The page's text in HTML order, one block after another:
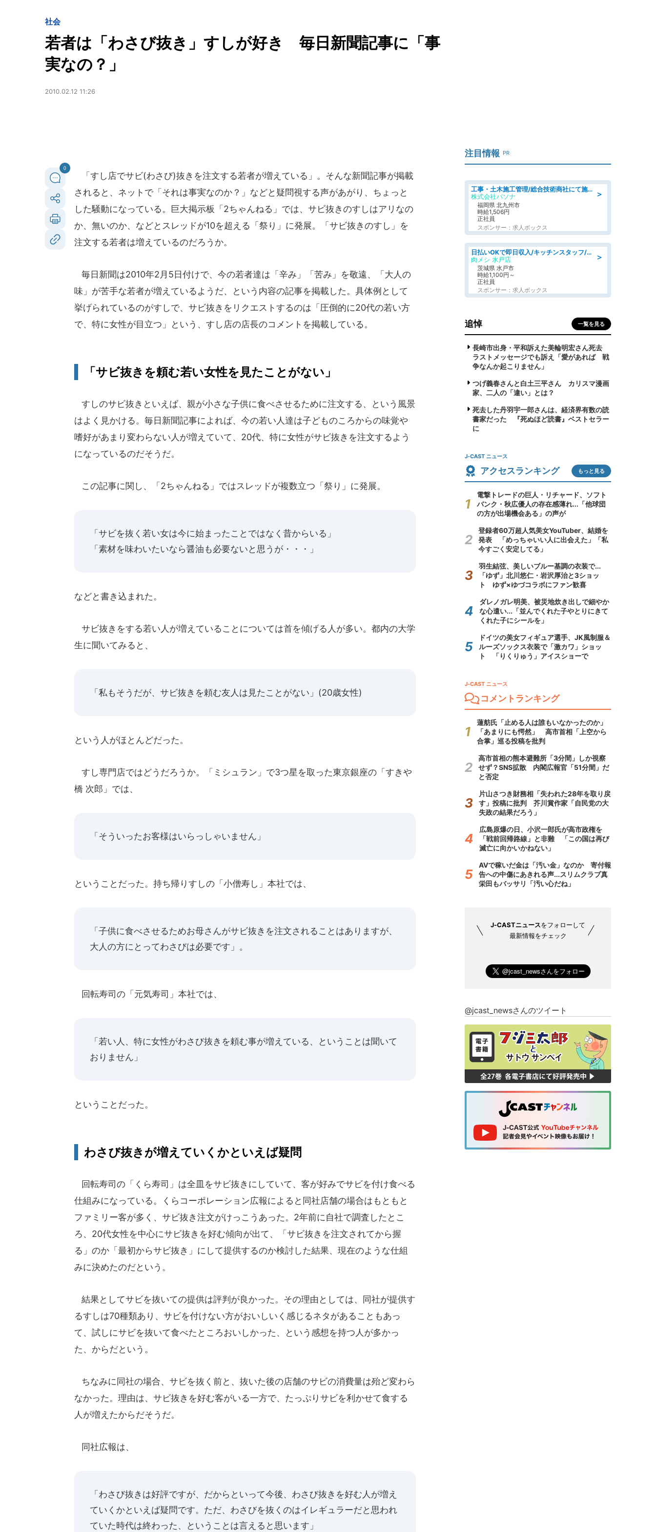
社会
若者は「わさび抜き」すしが好き 毎日新聞記事に「事
実なの？」
2010.02.12 11:26
0
「すし店でサビ(わさび)抜きを注文する若者が増えている」。そんな新聞記事が掲載
されると、ネットで「それは事実なのか？」などと疑問視する声があがり、ちょっと
した騒動になっている。巨大掲示板「2ちゃんねる」では、サビ抜きのすしはアリなの
か、無いのか、などとスレッドが10を超える「祭り」に発展。「サビ抜きのすし」を
注文する若者は増えているのだろうか。
毎日新聞は2010年2月5日付けで、今の若者達は「辛み」「苦み」を敬遠、「大人の
味」が苦手な若者が増えているようだ、という内容の記事を掲載した。具体例として
挙げられているのがすしで、サビ抜きをリクエストするのは「圧倒的に20代の若い方
で、特に女性が目立つ」という、すし店の店長のコメントを掲載している。
「サビ抜きを頼む若い女性を見たことがない」
すしのサビ抜きといえば、親が小さな子供に食べさせるために注文する、という風景
はよく見かける。毎日新聞記事によれば、今の若い人達は子どものころからの味覚や
嗜好があまり変わらない人が増えていて、20代、特に女性がサビ抜きを注文するよう
になっているのだそうだ。
この記事に関し、「2ちゃんねる」ではスレッドが複数立つ「祭り」に発展。
「サビを抜く若い女は今に始まったことではなく昔からいる」
「素材を味わいたいなら醤油も必要ないと思うが・・・」
などと書き込まれた。
サビ抜きをする若い人が増えていることについては首を傾げる人が多い。都内の大学
生に聞いてみると、
「私もそうだが、サビ抜きを頼む友人は見たことがない」(20歳女性)
という人がほとんどだった。
すし専門店ではどうだろうか。「ミシュラン」で3つ星を取った東京銀座の「すきや
橋 次郎」では、
「そういったお客様はいらっしゃいません」
ということだった。持ち帰りすしの「小僧寿し」本社では、
「子供に食べさせるためお母さんがサビ抜きを注文されることはありますが、
大人の方にとってわさびは必要です」。
回転寿司の「元気寿司」本社では、
「若い人、特に女性がわさび抜きを頼む事が増えている、ということは聞いて
おりません」
ということだった。
わさび抜きが増えていくかといえば疑問
回転寿司の「くら寿司」は全皿をサビ抜きにしていて、客が好みでサビを付け食べる
仕組みになっている。くらコーポレーション広報によると同社店舗の場合はもともと
ファミリー客が多く、サビ抜き注文がけっこうあった。2年前に自社で調査したとこ
ろ、20代女性を中心にサビ抜きを好む傾向が出て、「サビ抜きを注文されてから握
る」のか「最初からサビ抜き」にして提供するのか検討した結果、現在のような仕組
みに決めたのだという。
結果としてサビを抜いての提供は評判が良かった。その理由としては、同社が提供す
るすしは70種類あり、サビを付けない方がおいしいく感じるネタがあることもあっ
て、試しにサビを抜いて食べたところおいしかった、という感想を持つ人が多かっ
た、からだという。
ちなみに同社の場合、サビを抜く前と、抜いた後の店舗のサビの消費量は殆ど変わら
なかった。理由は、サビ抜きを好む客がいる一方で、たっぷりサビを利かせて食する
人が増えたからだそうだ。
同社広報は、
「わさび抜きは好評ですが、だからといって今後、わさび抜きを好む人が増え
ていくかといえば疑問です。ただ、わさびを抜くのはイレギュラーだと思われ
ていた時代は終わった、ということは言えると思います」
注目情報 PR
＞
工事・土木施工管理/総合技術商社にて施工管理のお仕事/即日勤務可/車通勤可/工事・土木施工管理/生産・品質管理
株式会社パソナ
福岡県 北九州市
時給1,506円
正社員
スポンサー：求人ボックス
＞
日払いOKで即日収入/キッチンスタッフ/デリバリー業務など、自己成長可能な幅広い仕事に挑戦!髪型自由&ピアス・ネイルOK/茨城県/水戸市
肉メシ 水戸店
茨城県 水戸市
時給1,100円～
正社員
スポンサー：求人ボックス
追悼 一覧を見る
長崎市出身・平和訴えた美輪明宏さん死去
ラストメッセージでも訴え「愛があれば 戦
争なんか起こりません」
つげ義春さんと白土三平さん カリスマ漫画
家、二人の「違い」とは？
死去した丹羽宇一郎さんは、経済界有数の読
書家だった 『死ぬほど読書』ベストセラー
に
J-CAST ニュース
アクセスランキング もっと見る
電撃トレードの巨人・リチャード、ソフト
バンク・秋広優人の存在感薄れ...「他球団
の方が出場機会ある」の声が
登録者60万超人気美女YouTuber、結婚を
発表 「めっちゃいい人に出会えた」「私
今すごく安定してる」
羽生結弦、美しいブルー基調の衣装で...
「ゆず」北川悠仁・岩沢厚治と3ショッ
ト ゆず×ゆづコラボにファン歓喜
ダレノガレ明美、被災地炊き出しで細やか
な心遣い...「並んでくれた子やとりにきて
くれた子にシールを」
ドイツの美女フィギュア選手、JK風制服＆
ルーズソックス衣装で「激カワ」ショッ
ト 「りくりゅう」アイスショーで
J-CAST ニュース
コメントランキング
蓮舫氏「止める人は誰もいなかったのか」
「あまりにも愕然」 高市首相「上空から
合掌」巡る投稿を批判
高市首相の熊本避難所「3分間」しか視察
せず？SNS拡散 内閣広報官「51分間」だ
と否定
片山さつき財務相「失われた28年を取り戻
す」投稿に批判 芥川賞作家「自民党の大
失政の結果だろう」
広島原爆の日、小沢一郎氏が高市政権を
「戦前回帰路線」と非難 「この国は再び
滅亡に向かいかねない」
AVで稼いだ金は「汚い金」なのか 寄付報
告への中傷にあきれる声...スリムクラブ真
栄田もバッサリ「汚い心だね」
J-CASTニュースをフォローして
最新情報をチェック
@jcast_newsさんのツイート